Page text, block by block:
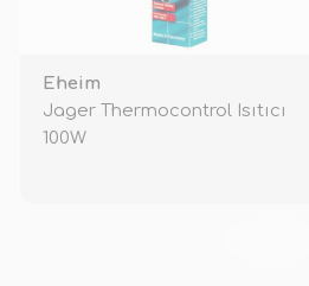
Eheim
Jager Thermocontrol Isıtıcı
100W